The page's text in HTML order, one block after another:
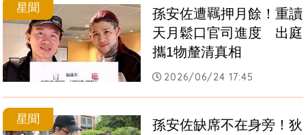
星聞
孫安佐遭羈押月餘！重讀
天月鬆口官司進度　出庭
攜1物釐清真相
2026/06/24 17:45
星聞
孫安佐缺席不在身旁！狄